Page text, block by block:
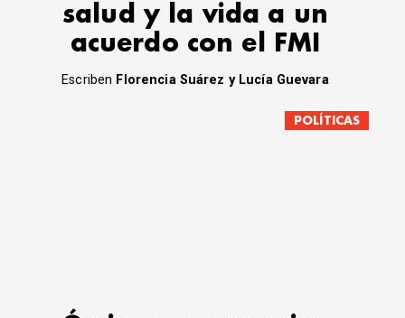
salud y la vida a un
acuerdo con el FMI
Escriben Florencia Suárez y Lucía Guevara
POLÍTICAS